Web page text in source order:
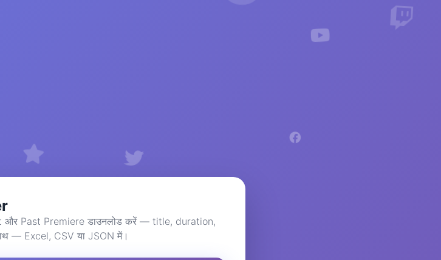
और Past Premiere डाउनलोड करें — title, duration,
— Excel, CSV या JSON में।